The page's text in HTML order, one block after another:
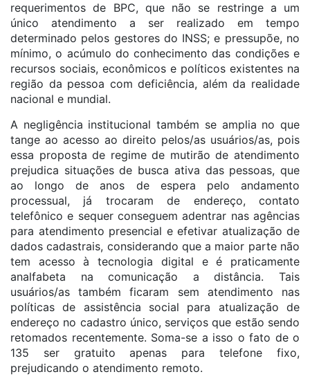
requerimentos de BPC, que não se restringe a um
único atendimento a ser realizado em tempo
determinado pelos gestores do INSS; e pressupõe, no
mínimo, o acúmulo do conhecimento das condições e
recursos sociais, econômicos e políticos existentes na
região da pessoa com deficiência, além da realidade
nacional e mundial.
A negligência institucional também se amplia no que
tange ao acesso ao direito pelos/as usuários/as, pois
essa proposta de regime de mutirão de atendimento
prejudica situações de busca ativa das pessoas, que
ao longo de anos de espera pelo andamento
processual, já trocaram de endereço, contato
telefônico e sequer conseguem adentrar nas agências
para atendimento presencial e efetivar atualização de
dados cadastrais, considerando que a maior parte não
tem acesso à tecnologia digital e é praticamente
analfabeta na comunicação a distância. Tais
usuários/as também ficaram sem atendimento nas
políticas de assistência social para atualização de
endereço no cadastro único, serviços que estão sendo
retomados recentemente. Soma-se a isso o fato de o
135 ser gratuito apenas para telefone fixo,
prejudicando o atendimento remoto.